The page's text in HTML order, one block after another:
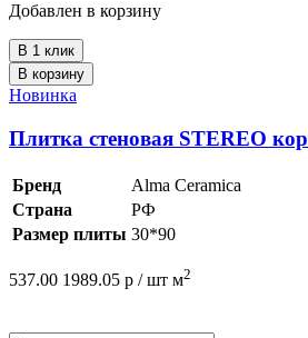
Добавлен в корзину
В 1 клик
В корзину
Новинка
Плитка стеновая STEREO
Бренд
Alma Ceramica
Страна
РФ
Размер плиты 30*90
537.00 1989.05 р / шт м2